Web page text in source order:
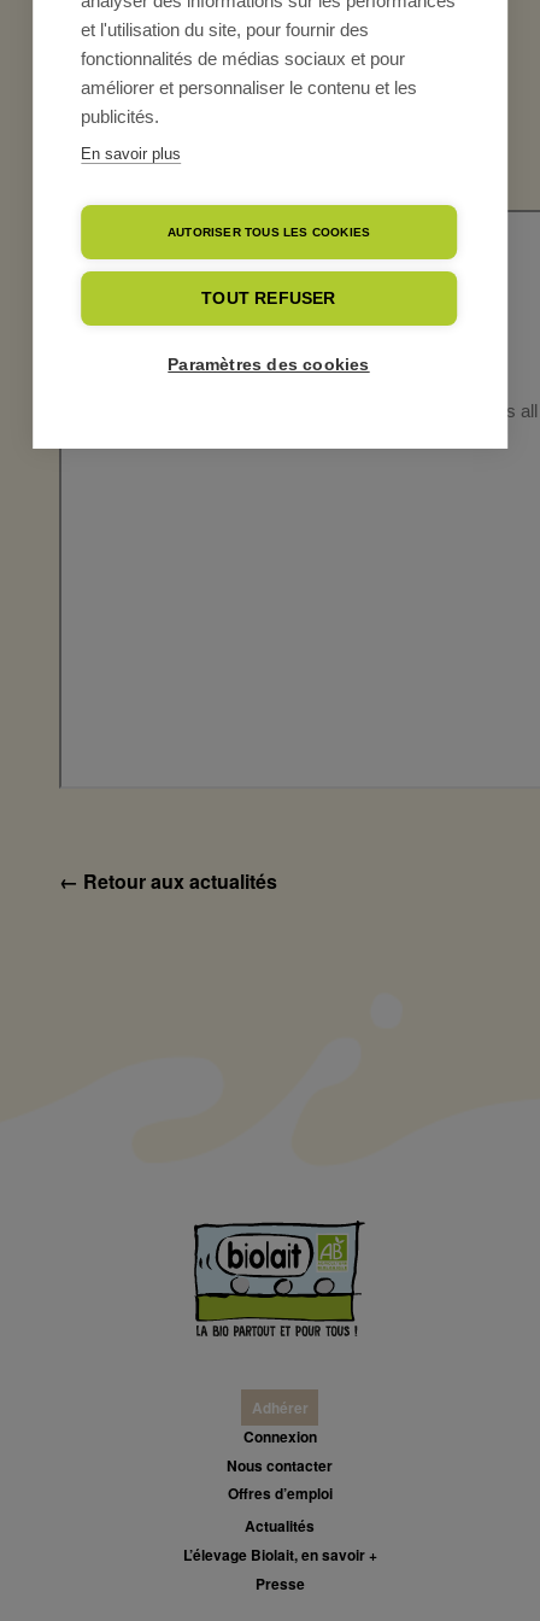
et l'utilisation du site, pour fournir des
fonctionnalités de médias sociaux et pour
améliorer et personnaliser le contenu et les
publicités.
En savoir plus
AUTORISER TOUS LES COOKIES
TOUT REFUSER
Paramètres des cookies
ANIMATIONS EN
MAGASINS U !
← Retour aux actualités
Adhérer
Connexion
Nous contacter
Offres d’emploi
Actualités
L’élevage Biolait, en savoir +
Presse